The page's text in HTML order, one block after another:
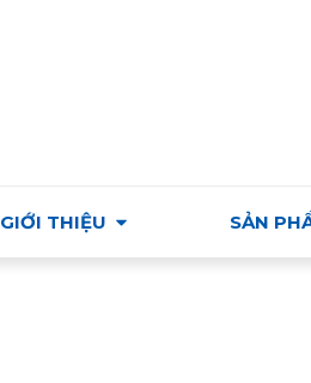
GIỚI THIỆU SẢN